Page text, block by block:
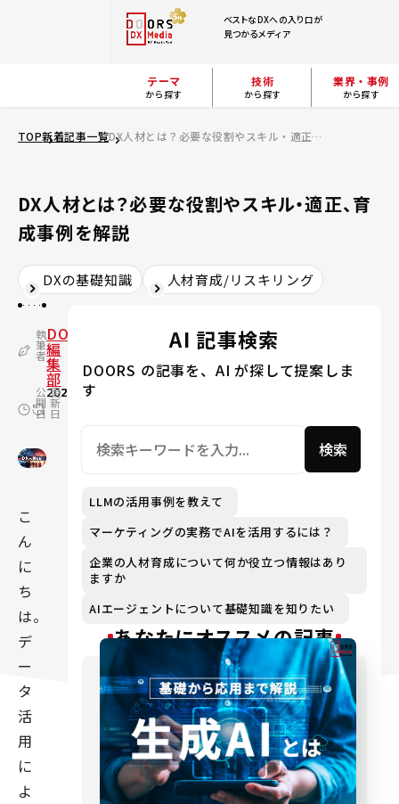
ベストなDXへの入り口が
見つかるメディア
テーマ
から探す
技術
から探す
業界・事例
から探す
TOP新着記事一覧 DX人材とは？必要な役割やスキル・適正、育成事例を解説
DX人材とは？必要な役割やスキル・適正、育
成事例を解説
DXの基礎知識 人材育成/リスキリング
執
筆
者
DOORS
編
集
部
公
開
日
2023.09.07
更
新
日
2026.07.17
こ
ん
に
ち
は。
デ
ー
タ
活
用
に
よ
AI 記事検索
DOORS の記事を、AI が探して提案しま
す
検索
LLMの活用事例を教えて
マーケティングの実務でAIを活用するには？
企業の人材育成について何か役立つ情報はあり
ますか
AIエージェントについて基礎知識を知りたい
あなたにオススメの記事